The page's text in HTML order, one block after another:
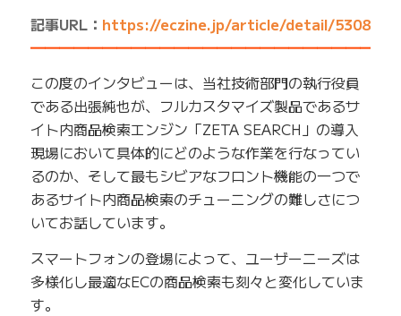
記事URL： https://eczine.jp/article/detail/5308
この度のインタビューは、当社技術部門の執行役員
である出張純也が、フルカスタマイズ製品であるサ
イト内商品検索エンジン「ZETA SEARCH」の導入
現場において具体的にどのような作業を行なってい
るのか、そして最もシビアなフロント機能の一つで
あるサイト内商品検索のチューニングの難しさにつ
いてお話しています。
スマートフォンの登場によって、ユーザーニーズは
多様化し最適なECの商品検索も刻々と変化していま
す。